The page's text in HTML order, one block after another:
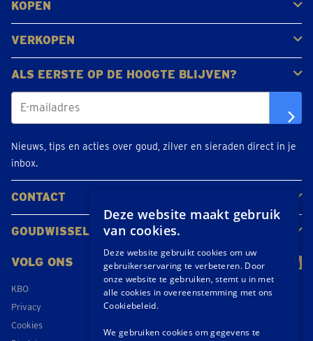
KOPEN
Goud kopen
Platina en palladium kopen
Zilver kopen
VERKOPEN
Gouden juwelen
Gouden munten
Gouden staven
ALS EERSTE OP DE HOOGTE BLIJVEN?
Nieuws, tips en acties over goud, zilver en sieraden direct in je
inbox.
CONTACT
Neem contact op
Maak een afspraak
Locaties
GOUDWISSELKANTOOR
VOLG ONS
KBO
Privacy
Cookies
Deze website maakt gebruik
van cookies.
Deze website gebruikt cookies om uw
gebruikerservaring te verbeteren. Door
onze website te gebruiken, stemt u in met
alle cookies in overeenstemming met ons
Cookiebeleid.
We gebruiken cookies om gegevens te